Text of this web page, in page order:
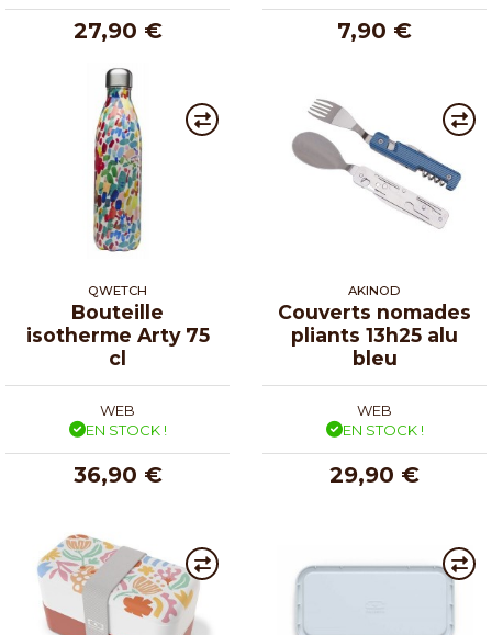
27,90 € 7,90 €
QWETCH
Bouteille
isotherme Arty 75
cl
WEB
EN STOCK !
36,90 €
AKINOD
Couverts nomades
pliants 13h25 alu
bleu
WEB
EN STOCK !
29,90 €